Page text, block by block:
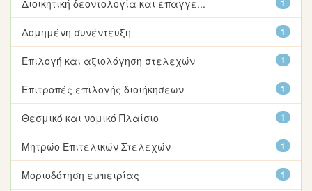
1
Διοικητική δεοντολογία και επαγγε...
1
Δομημένη συνέντευξη
1
Επιλογή και αξιολόγηση στελεχών
1
Επιτροπές επιλογής διοιήκησεων
1
Θεσμικό και νομικό Πλαίσιο
1
Μητρώο Επιτελικών Στελεχών
1
Μοριοδότηση εμπειρίας